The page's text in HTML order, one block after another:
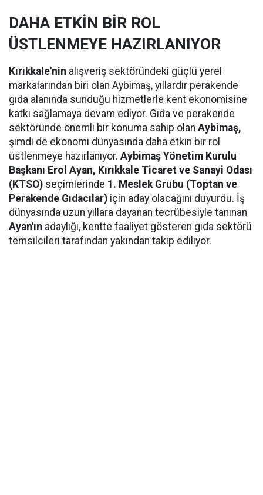
DAHA ETKİN BİR ROL
ÜSTLENMEYE HAZIRLANIYOR
Kırıkkale'nin alışveriş sektöründeki güçlü yerel
markalarından biri olan Aybimaş, yıllardır perakende
gıda alanında sunduğu hizmetlerle kent ekonomisine
katkı sağlamaya devam ediyor. Gıda ve perakende
sektöründe önemli bir konuma sahip olan Aybimaş,
şimdi de ekonomi dünyasında daha etkin bir rol
üstlenmeye hazırlanıyor. Aybimaş Yönetim Kurulu
Başkanı Erol Ayan, Kırıkkale Ticaret ve Sanayi Odası
(KTSO) seçimlerinde 1. Meslek Grubu (Toptan ve
Perakende Gıdacılar) için aday olacağını duyurdu. İş
dünyasında uzun yıllara dayanan tecrübesiyle tanınan
Ayan'ın adaylığı, kentte faaliyet gösteren gıda sektörü
temsilcileri tarafından yakından takip ediliyor.